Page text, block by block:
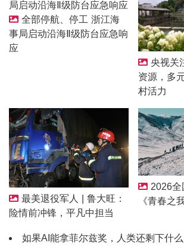
全部停航、停工 浙江海
事局启动沿海Ⅱ级防台应急响
应
央视关
资源，多
村活力
最美退役军人 | 鲁大旺：
险情前冲锋，平凡中担当
2026
《青春之
如果AI能拿菲尔兹奖，人类还剩下什么